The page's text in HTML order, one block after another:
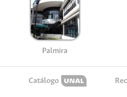
Palmira
Catálogo